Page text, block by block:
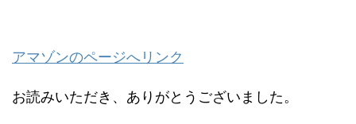
アマゾンのページへリンク
お読みいただき、ありがとうございました。